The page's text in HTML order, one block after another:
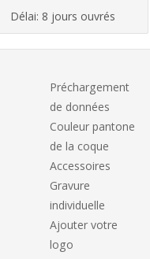
Délai: 8 jours ouvrés
Préchargement
de données
Couleur pantone
de la coque
Accessoires
Gravure
individuelle
Ajouter votre
logo